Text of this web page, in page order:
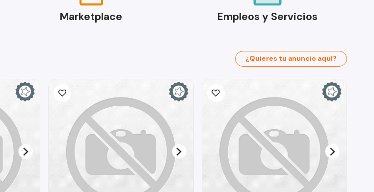
Marketplace Empleos y Servicios
¿Quieres tu anuncio aquí?